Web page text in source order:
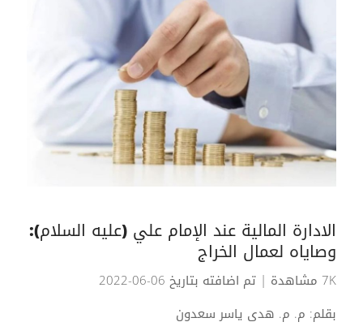
الادارة المالية عند الإمام علي (عليه السلام):
وصاياه لعمال الخراج
7K مشاهدة
| تم اضافته بتاريخ 06-06-2022
بقلم: م. م. هدى ياسر سعدون